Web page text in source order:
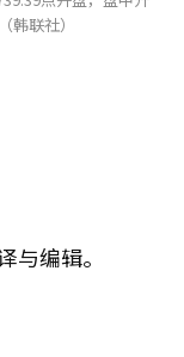
联社）
编辑。